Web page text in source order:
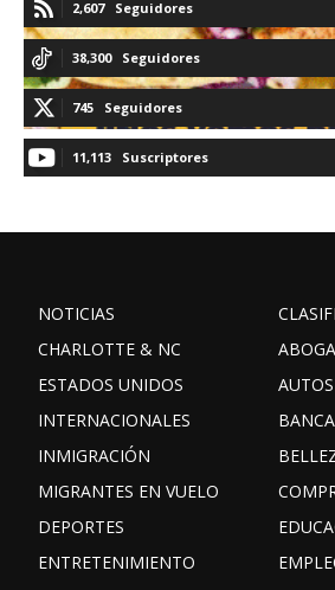
2,607 Seguidores
38,300 Seguidores
745 Seguidores
11,113 Suscriptores
NOTICIAS
CHARLOTTE & NC
ESTADOS UNIDOS
INTERNACIONALES
INMIGRACIÓN
MIGRANTES EN VUELO
DEPORTES
ENTRETENIMIENTO
AUTOS